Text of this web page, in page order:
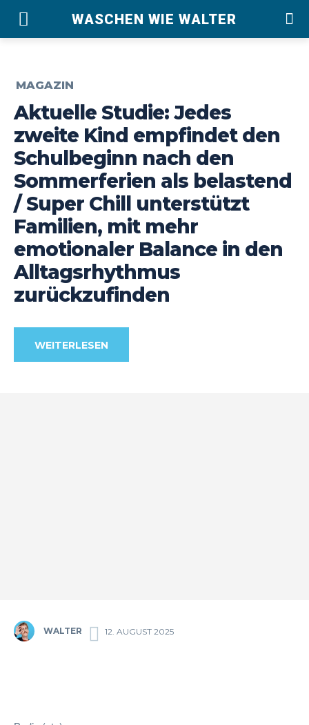
WASCHEN WIE WALTER
MAGAZIN
Aktuelle Studie: Jedes
zweite Kind empfindet den
Schulbeginn nach den
Sommerferien als belastend
/ Super Chill unterstützt
Familien, mit mehr
emotionaler Balance in den
Alltagsrhythmus
zurückzufinden
WEITERLESEN
WALTER 12. AUGUST 2025